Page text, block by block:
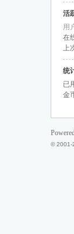
行
活
用
在
上
统
已
金
© 2001-